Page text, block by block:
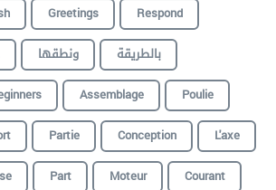
Greetings
Respond
ونطقها
بالطريقة
Assemblage
Poulie
Partie Conception
L'axe
Part Moteur
Courant